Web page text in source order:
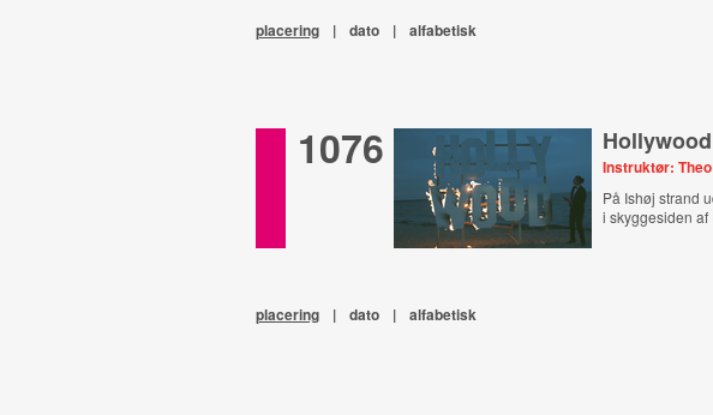
placering | dato | alfabetisk
1076 Hollywood
Instruktør:
På Ishøj strand
i skyggesiden
placering | dato | alfabetisk